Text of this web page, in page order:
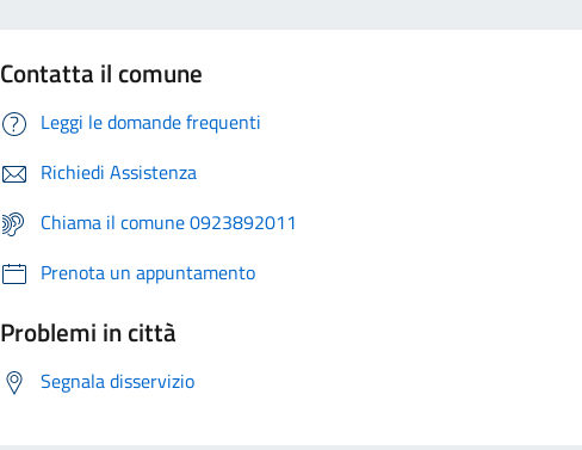
Contatta il comune
Leggi le domande frequenti
Richiedi Assistenza
Chiama il comune 0923892011
Prenota un appuntamento
Problemi in città
Segnala disservizio